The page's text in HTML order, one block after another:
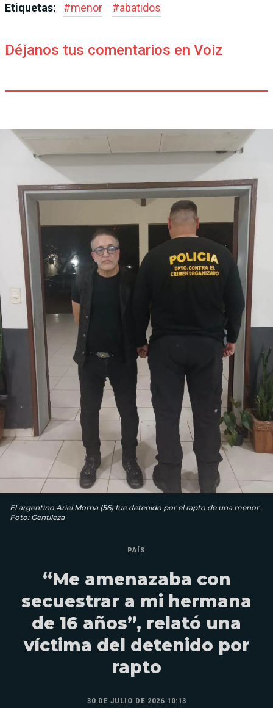
Etiquetas: #menor #abatidos
Déjanos tus comentarios en Voiz
El argentino Ariel Morna (56) fue detenido por el rapto de una menor.
Foto: Gentileza
PAÍS
“Me amenazaba con
secuestrar a mi hermana
de 16 años”, relató una
víctima del detenido por
rapto
30 DE JULIO DE 2026 10:13